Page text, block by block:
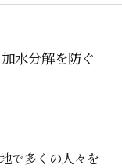
水分解を防ぐ
で多くの人々を